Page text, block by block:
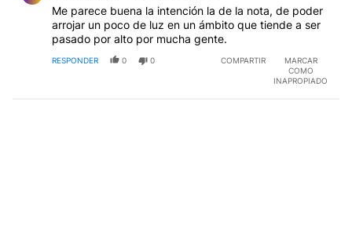
Me parece buena la intención la de la nota, de poder
arrojar un poco de luz en un ámbito que tiende a ser
pasado por alto por mucha gente.
RESPONDER 0 0 COMPARTIR
MARCAR
COMO
INAPROPIADO